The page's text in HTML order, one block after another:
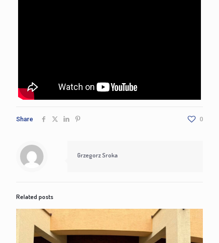
Share 0
Grzegorz Sroka
Related posts